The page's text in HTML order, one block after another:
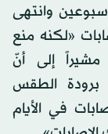
وانتهى
«لكنه منع
مشيراً إلى أنّ
برودة الطقس
في الأيام